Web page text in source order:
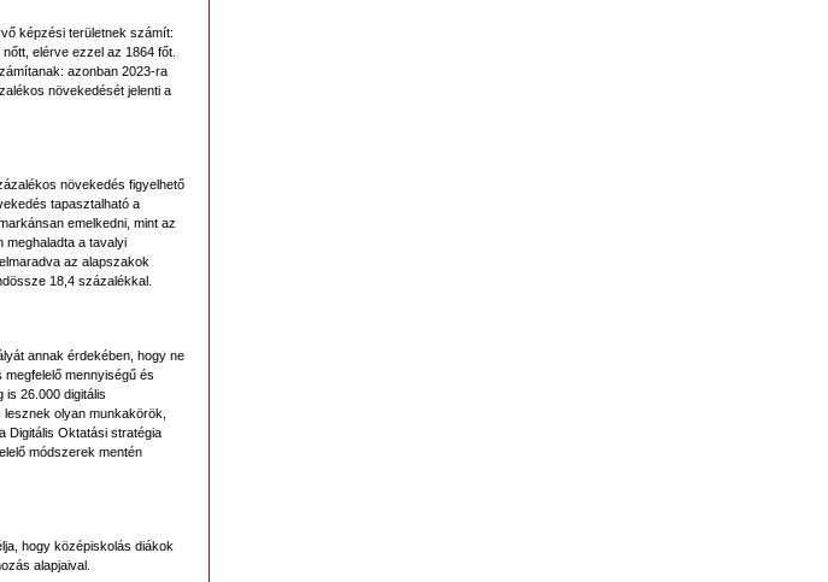
képzési területnek számít:
elérve ezzel az 1864 főt.
azonban 2023-ra
növekedését jelenti a
növekedés figyelhető
tapasztalható a
emelkedni, mint az
meghaladta a tavalyi
az alapszakok
18,4 százalékkal.
annak érdekében, hogy ne
mennyiségű és
26.000 digitális
olyan munkakörök,
Digitális Oktatási stratégia
módszerek mentén
hogy középiskolás diákok
alapjaival.